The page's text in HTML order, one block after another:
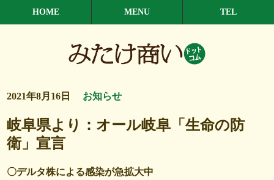
HOME MENU TEL
2021年8月16日 お知らせ
岐阜県より：オール岐阜「生命の防
衛」宣言
〇デルタ株による感染が急拡大中